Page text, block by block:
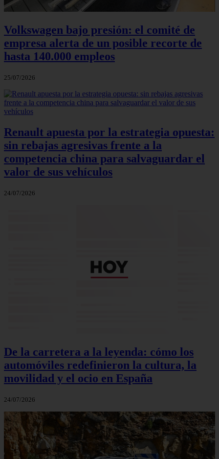
Volkswagen bajo presión: el comité de
empresa alerta de un posible recorte de
hasta 140.000 empleos
25/07/2026
Renault apuesta por la estrategia opuesta:
sin rebajas agresivas frente a la
competencia china para salvaguardar el
valor de sus vehículos
24/07/2026
De la carretera a la leyenda: cómo los
automóviles redefinieron la cultura, la
movilidad y el ocio en España
24/07/2026